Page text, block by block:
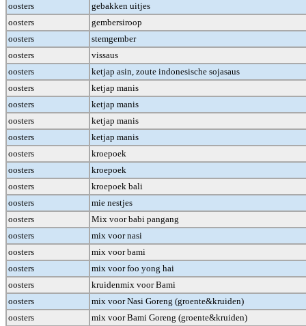
oosters
gebakken uitjes
oosters
gembersiroop
oosters
stemgember
oosters
vissaus
oosters
ketjap asin, zoute indonesische sojasaus
oosters
ketjap manis
oosters
ketjap manis
oosters
ketjap manis
oosters
ketjap manis
oosters
kroepoek
oosters
kroepoek
oosters
kroepoek bali
oosters
mie nestjes
oosters
Mix voor babi pangang
oosters
mix voor nasi
oosters
mix voor bami
oosters
mix voor foo yong hai
oosters
kruidenmix voor Bami
oosters
mix voor Nasi Goreng (groente&kruiden)
oosters
mix voor Bami Goreng (groente&kruiden)